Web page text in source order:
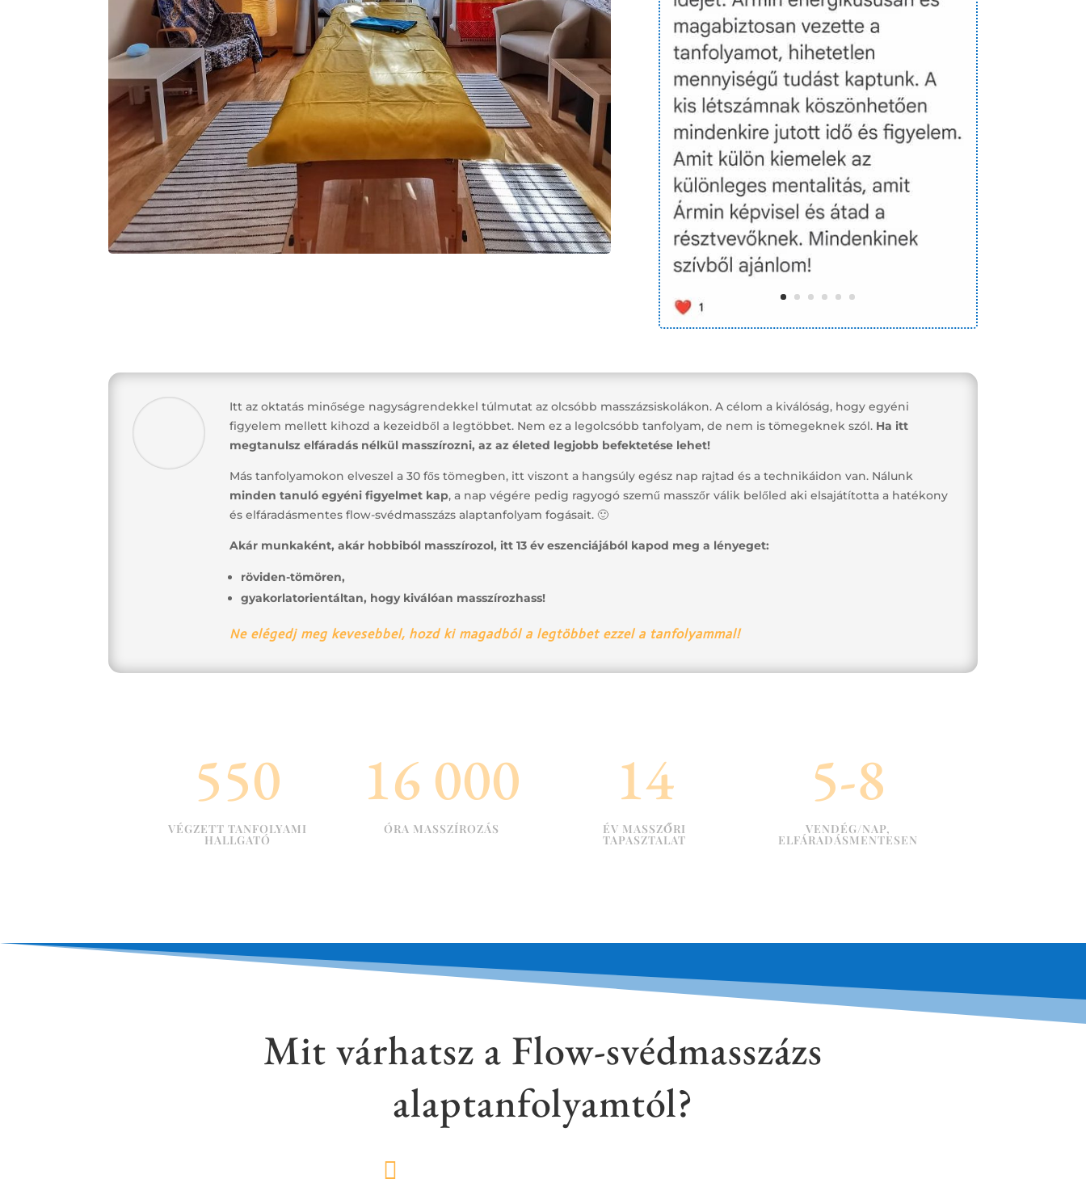
Itt az oktatás minősége nagyságrendekkel túlmutat az olcsóbb masszázsiskolákon. A célom a kiválóság, hogy egyéni
figyelem mellett kihozd a kezeidből a legtöbbet. Nem ez a legolcsóbb tanfolyam, de nem is tömegeknek szól. Ha itt
megtanulsz elfáradás nélkül masszírozni, az az életed legjobb befektetése lehet!
Más tanfolyamokon elveszel a 30 fős tömegben, itt viszont a hangsúly egész nap rajtad és a technikáidon van. Nálunk
minden tanuló egyéni figyelmet kap, a nap végére pedig ragyogó szemű masszőr válik belőled aki elsajátította a hatékony
és elfáradásmentes flow-svédmasszázs alaptanfolyam fogásait. 🙂
Akár munkaként, akár hobbiból masszírozol, itt 13 év eszenciájából kapod meg a lényeget:
röviden-tömören,
gyakorlatorientáltan, hogy kiválóan masszírozhass!
Ne elégedj meg kevesebbel, hozd ki magadból a legtöbbet ezzel a tanfolyammal!
550
VÉGZETT TANFOLYAMI
HALLGATÓ
16 000
ÓRA MASSZÍROZÁS
14
ÉV MASSZŐRI
TAPASZTALAT
5-8
VENDÉG/NAP,
ELFÁRADÁSMENTESEN
Mit várhatsz a Flow-svédmasszázs
alaptanfolyamtól?
